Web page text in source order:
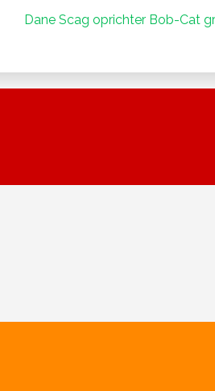
Dane Scag oprichter Bob-Cat